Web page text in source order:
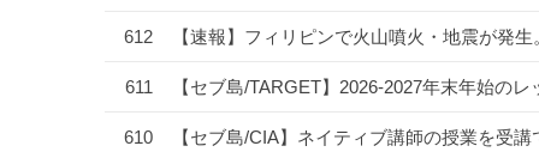
612 【速報】フィリピンで火山噴火・地震が発
611 【セブ島/TARGET】2026-2027年末年始の
610 【セブ島/CIA】ネイティブ講師の授業を受